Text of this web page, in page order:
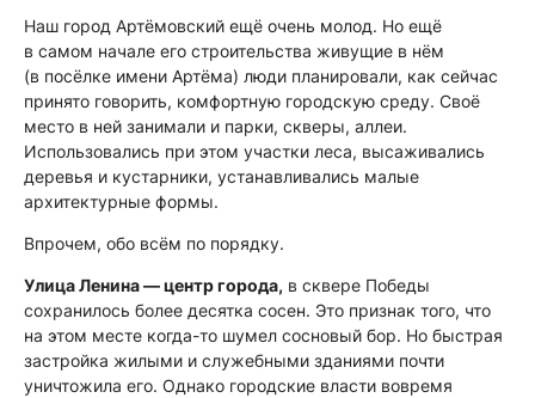
Наш город Артёмовский ещё очень молод. Но ещё
в самом начале его строительства живущие в нём
(в посёлке имени Артёма) люди планировали, как сейчас
принято говорить, комфортную городскую среду. Своё
место в ней занимали и парки, скверы, аллеи.
Использовались при этом участки леса, высаживались
деревья и кустарники, устанавливались малые
архитектурные формы.
Впрочем, обо всём по порядку.
Улица Ленина — центр города, в сквере Победы
сохранилось более десятка сосен. Это признак того, что
на этом месте когда-то шумел сосновый бор. Но быстрая
застройка жилыми и служебными зданиями почти
уничтожила его. Однако городские власти вовремя